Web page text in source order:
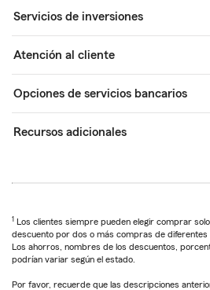
Servicios de inversiones
Atención al cliente
Opciones de servicios bancarios
Recursos adicionales
1 Los clientes siempre pueden elegir comprar
descuento por dos o más compras de diferentes
Los ahorros, nombres de los descuentos,
podrían variar según el estado.
Por favor, recuerde que las descripciones